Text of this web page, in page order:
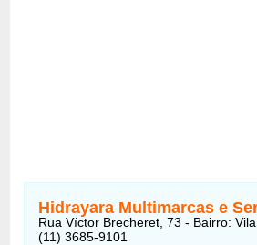
Hidrayara Multimarcas e
Rua Víctor Brecheret, 73 - Bairro:
(11) 3685-9101